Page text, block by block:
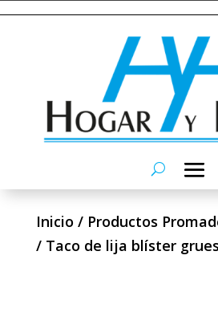
Inicio / Productos
/ Taco de lija blíster